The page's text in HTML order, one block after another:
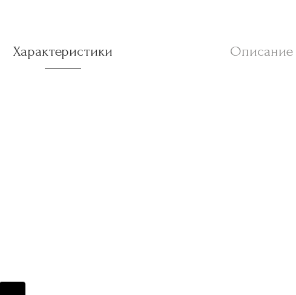
Характеристики Описание